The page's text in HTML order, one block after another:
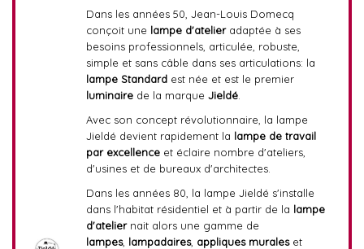
Dans les années 50, Jean-Louis Domecq
conçoit une lampe d'atelieradaptée à ses
besoins professionnels, articulée, robuste,
simple et sans câble dans ses articulations: la
lampe Standardest née et est le premier
luminairede la marque Jieldé.
Avec son concept révolutionnaire, la lampe
Jieldé devient rapidement la lampe de travail
par excellenceet éclaire nombre d'ateliers,
d'usines et de bureaux d'architectes.
Dans les années 80, la lampe Jieldé s'installe
dans l'habitat résidentiel et à partir de la lampe
d'ateliernait alors une gamme de
lampes, lampadaires, appliques muraleset